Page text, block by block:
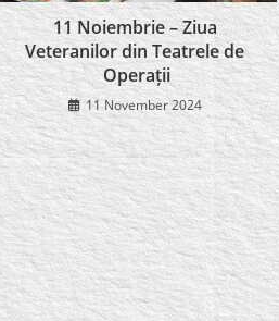
11 Noiembrie – Ziua
Veteranilor din Teatrele de
Operații
11 November 2024